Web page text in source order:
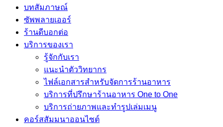
บทสัมภาษณ์
ซัพพลายเออร์
ร้านดีบอกต่อ
บริการของเรา
รู้จักกับเรา
แนะนำตัววิทยากร
ไฟล์เอกสารสำหรับจัดการร้านอาหาร
บริการที่ปรึกษาร้านอาหาร One to One
บริการถ่ายภาพและทำรูปเล่มเมนู
คอร์สสัมมนาออนไซต์